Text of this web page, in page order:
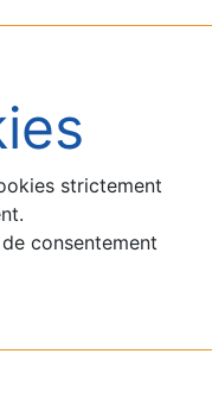
strictement
consentement